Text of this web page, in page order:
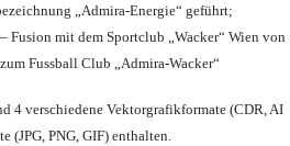
„Admira-Energie“ geführt;
Fusion mit dem Sportclub „Wacker“ Wien von
Fussball Club „Admira-Wacker“
4 verschiedene Vektorgrafikformate (CDR, AI
(JPG, PNG, GIF) enthalten.